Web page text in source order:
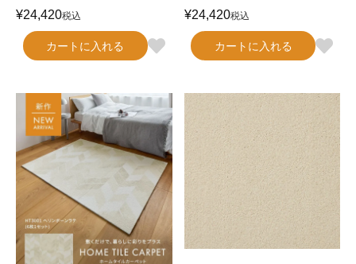
¥24,420税込
カートに入れる
¥24,420税込
カートに入れる